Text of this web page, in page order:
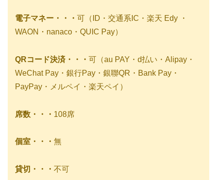
電子マネー・・・ 可（ID・交通系IC・楽天 Edy ・
WAON・nanaco・QUIC Pay）
QRコード決済・・・ 可（au PAY・d払い・Alipay・
WeChat Pay・銀行Pay・銀聯QR・Bank Pay・
PayPay・メルペイ・楽天ペイ）
席数・・・ 108席
個室・・・ 無
貸切・・・ 不可